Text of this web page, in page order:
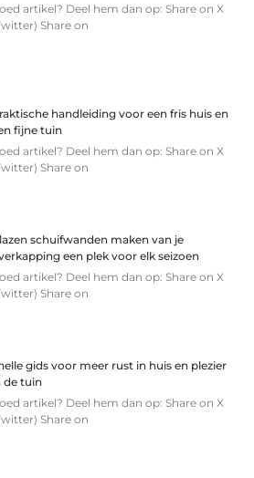
artikel? Deel hem dan op: Share on X
Share on
handleiding voor een fris huis en
fijne tuin
artikel? Deel hem dan op: Share on X
Share on
schuifwanden maken van je
een plek voor elk seizoen
artikel? Deel hem dan op: Share on X
Share on
gids voor meer rust in huis en plezier
de tuin
artikel? Deel hem dan op: Share on X
Share on